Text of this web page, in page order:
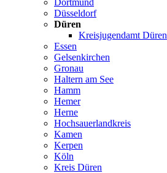
Dortmund
Düsseldorf
Düren
Kreisjugendamt Düren
Essen
Gelsenkirchen
Gronau
Haltern am See
Hamm
Hemer
Herne
Hochsauerlandkreis
Kamen
Kerpen
Köln
Kreis Düren